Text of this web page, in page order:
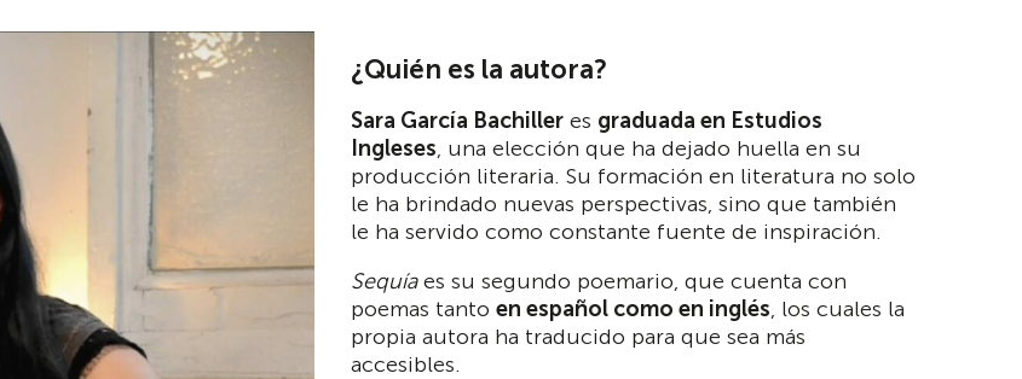
¿Quién es la autora?
Sara García Bachiller es graduada en Estudios
Ingleses, una elección que ha dejado huella en su
producción literaria. Su formación en literatura no solo
le ha brindado nuevas perspectivas, sino que también
le ha servido como constante fuente de inspiración.
Sequíaes su segundo poemario, que cuenta con
poemas tanto en español como en inglés, los cuales la
propia autora ha traducido para que sea más
accesibles.